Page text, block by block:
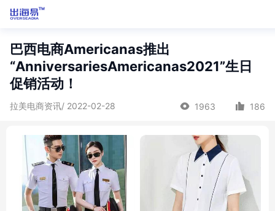
巴西电商Americanas推出
“AnniversariesAmericanas2021”生日
促销活动！
拉美电商资讯/ 2022-02-28 1963 186